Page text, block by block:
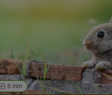
6 min